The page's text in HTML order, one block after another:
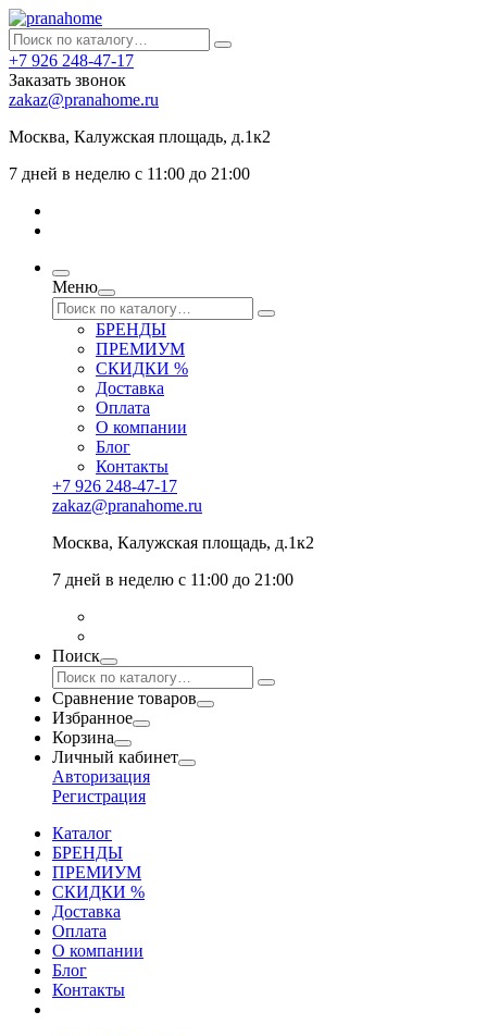
+7 926 248-47-17
Заказать звонок
zakaz@pranahome.ru
Москва, Калужская площадь, д.1к2
7 дней в неделю с 11:00 до 21:00
Меню
БРЕНДЫ
ПРЕМИУМ
СКИДКИ %
Доставка
Оплата
О компании
Блог
Контакты
+7 926 248-47-17
zakaz@pranahome.ru
Москва, Калужская площадь, д.1к2
7 дней в неделю с 11:00 до 21:00
Поиск
Сравнение товаров
Избранное
Корзина
Личный кабинет
Авторизация
Регистрация
Каталог
БРЕНДЫ
ПРЕМИУМ
СКИДКИ %
Доставка
Оплата
О компании
Блог
Контакты